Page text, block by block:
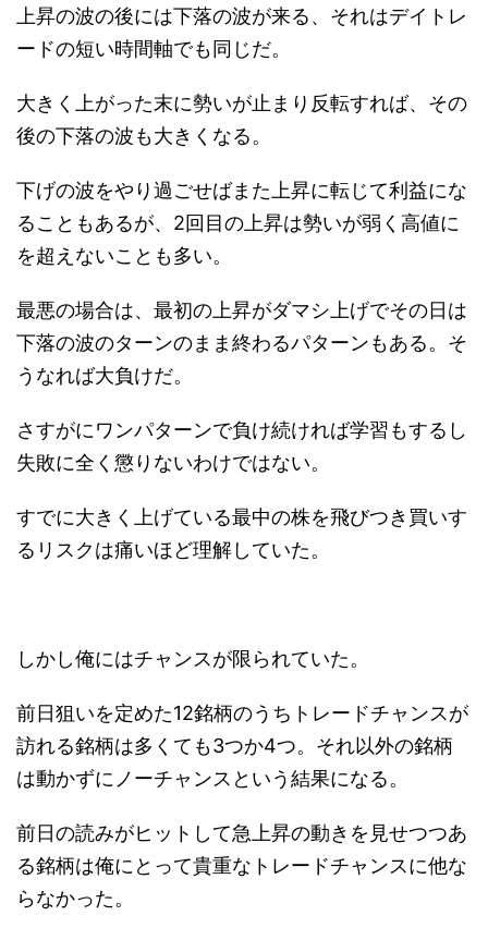
上昇の波の後には下落の波が来る、それはデイトレ
ードの短い時間軸でも同じだ。
大きく上がった末に勢いが止まり反転すれば、その
後の下落の波も大きくなる。
下げの波をやり過ごせばまた上昇に転じて利益にな
ることもあるが、2回目の上昇は勢いが弱く高値に
を超えないことも多い。
最悪の場合は、最初の上昇がダマシ上げでその日は
下落の波のターンのまま終わるパターンもある。そ
うなれば大負けだ。
さすがにワンパターンで負け続ければ学習もするし
失敗に全く懲りないわけではない。
すでに大きく上げている最中の株を飛びつき買いす
るリスクは痛いほど理解していた。
しかし俺にはチャンスが限られていた。
前日狙いを定めた12銘柄のうちトレードチャンスが
訪れる銘柄は多くても3つか4つ。それ以外の銘柄
は動かずにノーチャンスという結果になる。
前日の読みがヒットして急上昇の動きを見せつつあ
る銘柄は俺にとって貴重なトレードチャンスに他な
らなかった。